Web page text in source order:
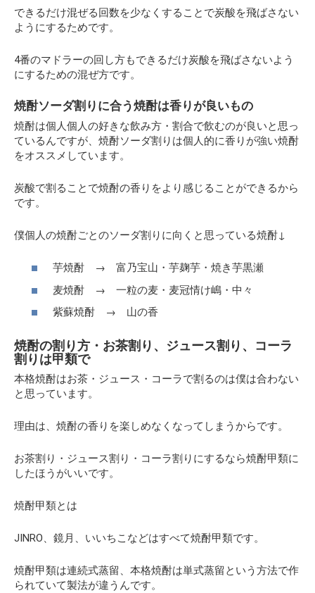
できるだけ混ぜる回数を少なくすることで炭酸を飛ばさない
ようにするためです。
4番のマドラーの回し方もできるだけ炭酸を飛ばさないよう
にするための混ぜ方です。
焼酎ソーダ割りに合う焼酎は香りが良いもの
焼酎は個人個人の好きな飲み方・割合で飲むのが良いと思っ
ているんですが、焼酎ソーダ割りは個人的に香りが強い焼酎
をオススメしています。
炭酸で割ることで焼酎の香りをより感じることができるから
です。
僕個人の焼酎ごとのソーダ割りに向くと思っている焼酎↓
芋焼酎 → 富乃宝山・芋麹芋・焼き芋黒瀬
麦焼酎 → 一粒の麦・麦冠情け嶋・中々
紫蘇焼酎 → 山の香
焼酎の割り方・お茶割り、ジュース割り、コーラ
割りは甲類で
本格焼酎はお茶・ジュース・コーラで割るのは僕は合わない
と思っています。
理由は、焼酎の香りを楽しめなくなってしまうからです。
お茶割り・ジュース割り・コーラ割りにするなら焼酎甲類に
したほうがいいです。
焼酎甲類とは
JINRO、鏡月、いいちこなどはすべて焼酎甲類です。
焼酎甲類は連続式蒸留、本格焼酎は単式蒸留という方法で作
られていて製法が違うんです。